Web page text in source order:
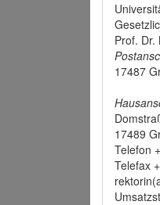
Prof. Dr.
17487
17489
Telefon
Telefax